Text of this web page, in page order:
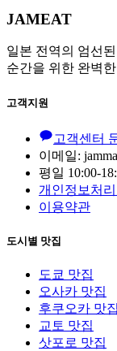
JAMEAT
일본 전역의 엄선
순간을 위한 완벽
고객지원
고객센터
이메일:
평일 10:00-
개인정보처
이용약관
도시별 맛집
도쿄 맛집
오사카 맛집
후쿠오카 맛집
교토 맛집
삿포로 맛집